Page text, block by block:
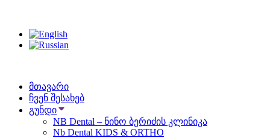
მთავარი
ჩვენ შესახებ
გუნდი
NB Dental – ნინო ბერიძის კლინიკა
Nb Dental KIDS & ORTHO